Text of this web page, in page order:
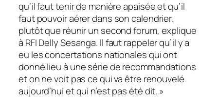
qu’il faut tenir de manière apaisée et qu’il
faut pouvoir aérer dans son calendrier,
plutôt que réunir un second forum, explique
à RFI Delly Sesanga. Il faut rappeler qu’il y a
eu les concertations nationales qui ont
donné lieu à une série de recommandations
et on ne voit pas ce qui va être renouvelé
aujourd’hui et qui n’est pas été dit. »